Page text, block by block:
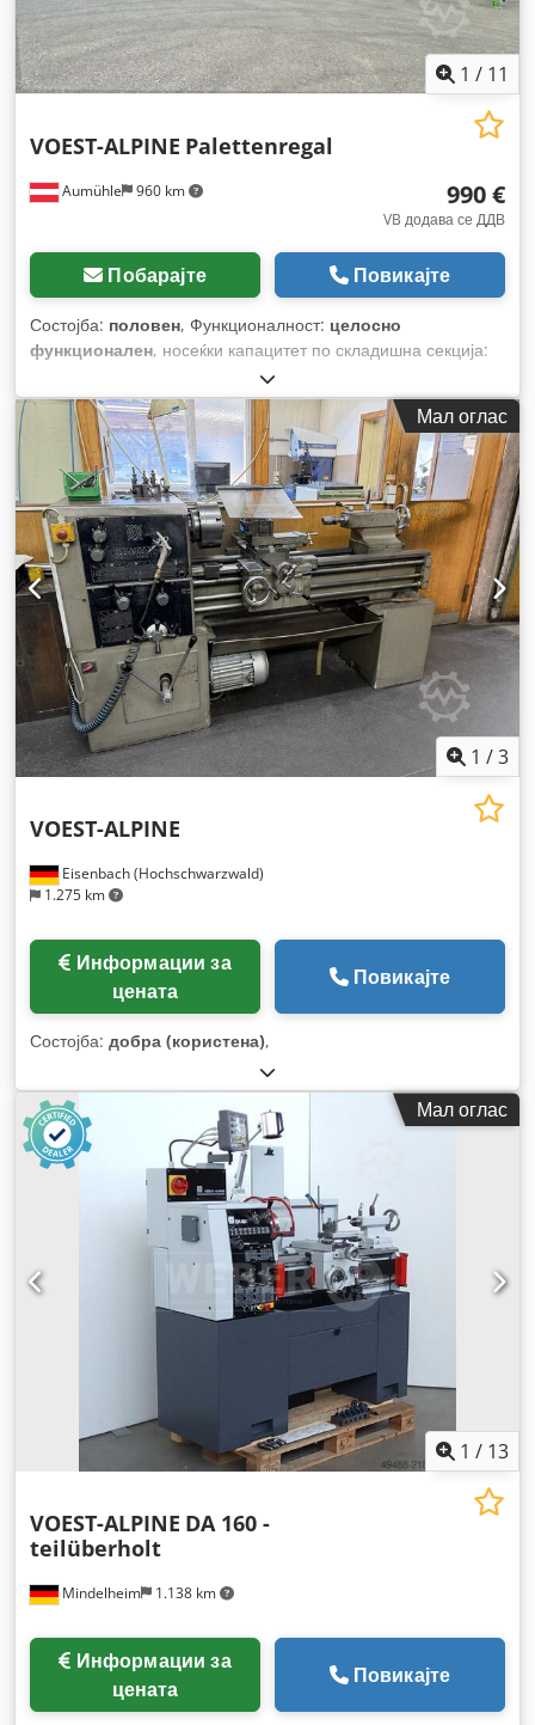
1 / 11
Aumühle 960 km
VOEST-ALPINE Palettenregal
990 €
VB додава се ДДВ
Побарајте Повикајте
Состојба: половен, Функционалност: целосно
функционален, носеќки капацитет по складишна секција:
21.900 мм
мм, вкупна ширина:1.100 мм, висина на полица:4.000 мм,
должина на носачот:4.260 мм , должина на полицата:
21.900 мм, носење капацитет:40.000 кг, вкупна тежина:
1.000 кг, висина на рамката: 4.000 мм, оптоварување по
двојка греди (макс.):1.600 кг, ширина на рамката:1.100 мм,
број на редови на полици:1, транспортна ширина:1.200
мм, транспортна висина:1.200 мм, транспортна должина:
4.350 мм,
Мал оглас
1 /3
Eisenbach (Hochschwarzwald)
1.275 km
VOEST-ALPINE
цената
Повикајте
Состојба: добра (користена),
Мал оглас
1 / 13
Mindelheim 1.138 km
VOEST-ALPINE DA 160 -
teilüberholt
цената
Повикајте